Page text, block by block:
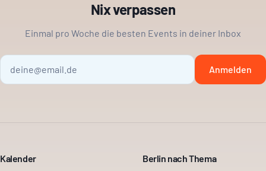
Nix verpassen
Einmal pro Woche die besten Events in deiner Inbox
Anmelden
Kalender Berlin nach Thema